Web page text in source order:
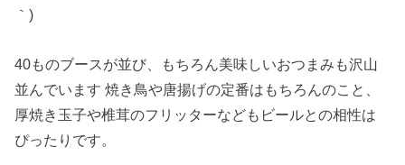
｀)
40ものブースが並び、もちろん美味しいおつまみも沢山
並んでいます 焼き鳥や唐揚げの定番はもちろんのこと、
厚焼き玉子や椎茸のフリッターなどもビールとの相性は
ぴったりです。